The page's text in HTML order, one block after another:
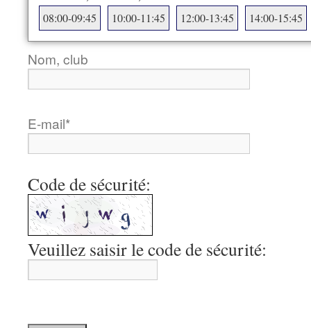
08:00-09:45 10:00-11:45 12:00-13:45 14:00-15:45
Nom, club
E-mail*
Code de sécurité:
Veuillez saisir le code de sécurité: